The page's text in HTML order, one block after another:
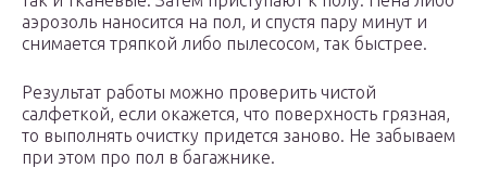
аэрозоль наносится на пол, и спустя пару минут и
снимается тряпкой либо пылесосом, так быстрее.
Результат работы можно проверить чистой
салфеткой, если окажется, что поверхность грязная,
то выполнять очистку придется заново. Не забываем
при этом про пол в багажнике.